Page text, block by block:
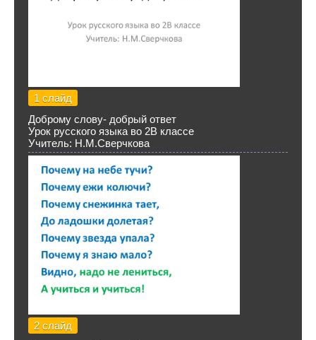
1 слайд
Доброму слову- добрый ответ
Урок русского языка во 2В классе
Учитель: Н.М.Сверчкова
2 слайд